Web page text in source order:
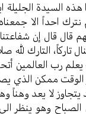
السيدة الجليلة
نترك احداً الا
قال قال إن
تاركاً، التارك
يعلم رب العالمين
ممكن الذي
لا يعد وهناً
وهو ينظر